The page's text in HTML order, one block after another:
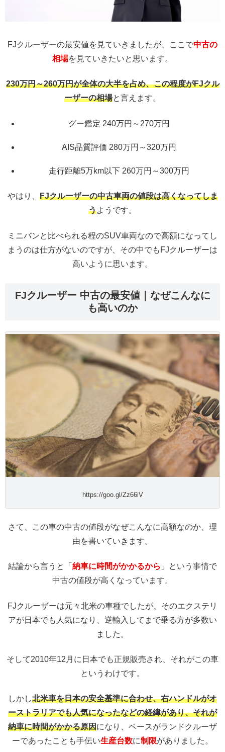
FJクルーザーの最安値を見ていきましたが、ここで中古の
相場を見ていきたいと思います。
230万円～260万円が全体の大半を占め、この程度がFJクル
ーザーの相場と言えます。
グー鑑定 240万円～270万円
AIS品質評価 280万円～320万円
走行距離5万km以下 260万円～300万円
やはり、 FJクルーザーの中古車両の値段は高くなってしま
うようです。
ミニバンと比べられる程のSUV車両なので高額になってし
まうのは仕方がないのですが、その中でもFJクルーザーは
高いように思います。
FJクルーザー 中古の最安値｜なぜこんなに
も高いのか
https://goo.gl/Zz66iV
さて、この車の中古の値段がなぜこんなに高額なのか、理
由を書いていきます。
結論から言うと「 納車に時間がかかるから 」という事情で
中古の値段が高くなっています。
FJクルーザーは元々北米の車種でしたが、そのエクステリ
アが日本でも人気になり、逆輸入してまで乗る方が多数い
ました。
そして2010年12月に日本でも正規販売され、それがこの車
というわけです。
しかし北米車を日本の安全基準に合わせ、右ハンドルがオ
ーストラリアでも人気になったなどの経緯があり、それが
納車に時間がかかる原因になり、ベースがランドクルーザ
ーであったことも手伝い生産台数に制限がありました。